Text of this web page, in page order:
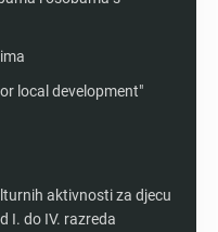
local development"
aktivnosti za djecu
I. do IV. razreda